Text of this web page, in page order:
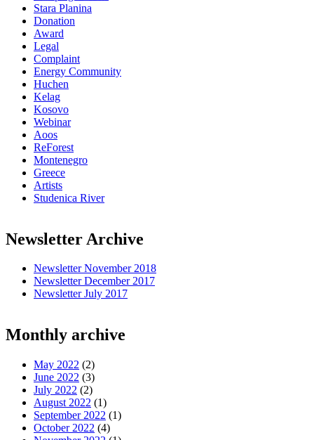
Stara Planina
Donation
Award
Legal
Complaint
Energy Community
Huchen
Kelag
Kosovo
Webinar
Aoos
ReForest
Montenegro
Greece
Artists
Studenica River
Newsletter Archive
Newsletter November 2018
Newsletter December 2017
Newsletter July 2017
Monthly archive
May 2022 (2)
June 2022 (3)
July 2022 (2)
August 2022 (1)
September 2022 (1)
October 2022 (4)